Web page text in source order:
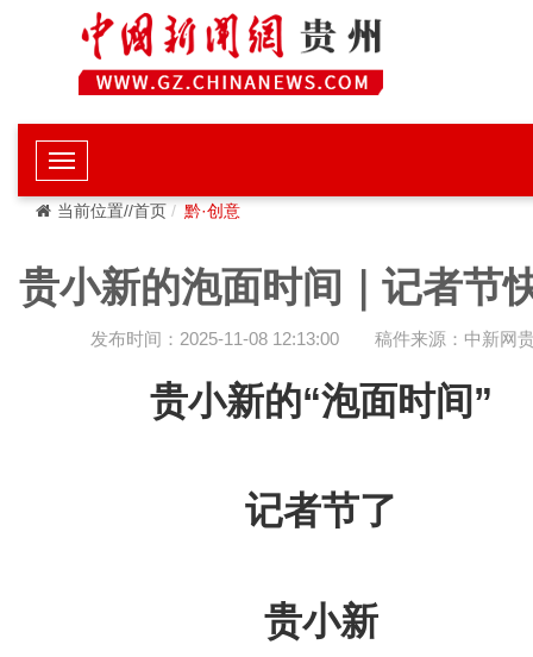
当前位置//首页 黔·创意
贵小新的泡面时间｜记者节
发布时间：2025-11-08 12:13:00 稿件来源：中新网
贵小新的“泡面时间”
记者节了
贵小新